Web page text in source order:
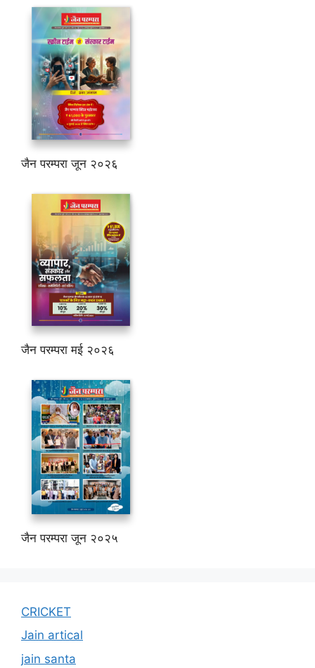
जैन परम्परा जून २०२६
जैन परम्परा मई २०२६
जैन परम्परा जून २०२५
CRICKET
Jain artical
jain santa